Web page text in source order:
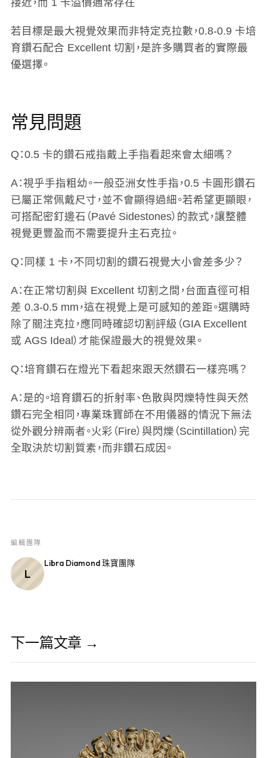
接近，而 1 卡溢價通常存在
若目標是最大視覺效果而非特定克拉數，0.8-0.9 卡培
育鑽石配合 Excellent 切割，是許多購買者的實際最
優選擇。
常見問題
Q：0.5 卡的鑽石戒指戴上手指看起來會太細嗎？
A：視乎手指粗幼。一般亞洲女性手指，0.5 卡圓形鑽石
已屬正常佩戴尺寸，並不會顯得過細。若希望更顯眼，
可搭配密釘邊石（Pavé Sidestones）的款式，讓整體
視覺更豐盈而不需要提升主石克拉。
Q：同樣 1 卡，不同切割的鑽石視覺大小會差多少？
A：在正常切割與 Excellent 切割之間，台面直徑可相
差 0.3-0.5 mm，這在視覺上是可感知的差距。選購時
除了關注克拉，應同時確認切割評級（GIA Excellent
或 AGS Ideal）才能保證最大的視覺效果。
Q：培育鑽石在燈光下看起來跟天然鑽石一樣亮嗎？
A：是的。培育鑽石的折射率、色散與閃爍特性與天然
鑽石完全相同，專業珠寶師在不用儀器的情況下無法
從外觀分辨兩者。火彩（Fire）與閃爍（Scintillation）完
全取決於切割質素，而非鑽石成因。
編輯團隊
L
Libra Diamond 珠寶團隊
下一篇文章 →